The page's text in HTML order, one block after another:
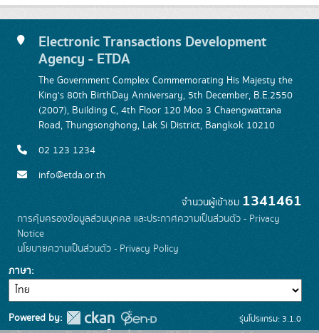
Electronic Transactions Development
Agency - ETDA
The Government Complex Commemorating His Majesty the
King's 80th BirthDay Anniversary, 5th December, B.E.2550
(2007), Building C, 4th Floor 120 Moo 3 Chaengwattana
Road, Thungsonghong, Lak Si District, Bangkok 10210
02 123 1234
info@etda.or.th
จำนวนผู้เข้าชม 1341461
การคุ้มครองข้อมูลส่วนบุคคล และประกาศความเป็นส่วนตัว - Privacy
Notice
นโยบายความเป็นส่วนตัว - Privacy Policy
ภาษา
Powered by:
รุ่นโปรแกรม: 3.1.0